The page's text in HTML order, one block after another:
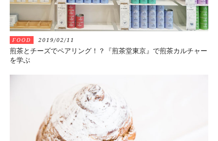
FOOD 2019/02/11
煎茶とチーズでペアリング！？『煎茶堂東京』で煎茶カルチャー
を学ぶ